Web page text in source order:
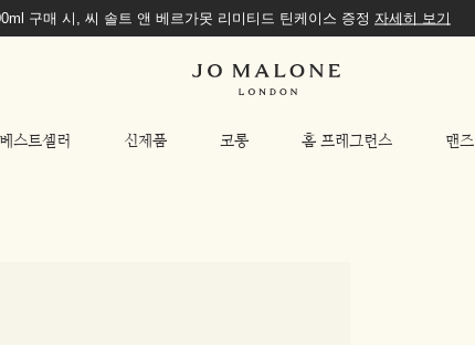
구매 시, 씨 솔트 앤 베르가못 리미티드 틴케이스 증정 자세히 보기
베스트셀러 신제품 코롱 홈 프레그런스 맨즈